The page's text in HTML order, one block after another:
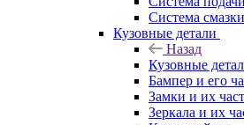
Система смазки
Кузовные детали
Назад
Кузовные
Бампер и его
Замки и их
Зеркала и их